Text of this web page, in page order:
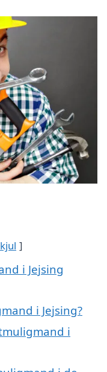
i Jejsing
i Jejsing?
i